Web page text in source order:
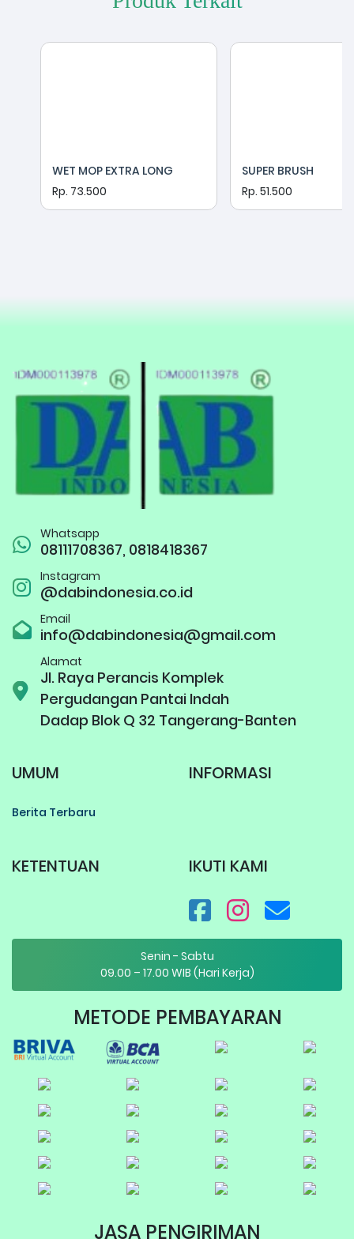
WET MOP EXTRA LONG
Rp. 73.500
SUPER BRUSH
Rp. 51.500
Whatsapp
08111708367, 0818418367
Instagram
@dabindonesia.co.id
Email
info@dabindonesia@gmail.com
Alamat
Jl. Raya Perancis Komplek
Pergudangan Pantai Indah
Dadap Blok Q 32 Tangerang-Banten
UMUM
Berita Terbaru
INFORMASI
KETENTUAN IKUTI KAMI
Senin - Sabtu
09.00 – 17.00 WIB (Hari Kerja)
METODE PEMBAYARAN
JASA PENGIRIMAN